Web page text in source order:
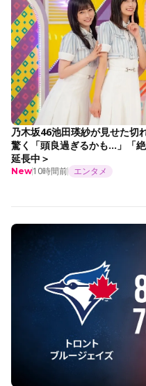
乃木坂46池田瑛紗が見せた切
驚く「頭良過ぎるかも…」「
延長中＞
New10時間前 エンタメ